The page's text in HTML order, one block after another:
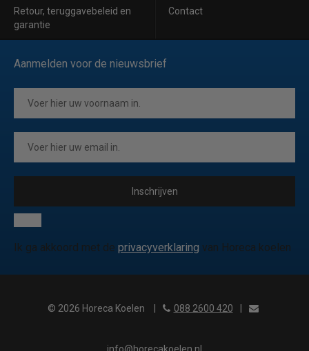
Retour, teruggavebeleid en
garantie
Contact
Aanmelden voor de nieuwsbrief
Inschrijven
Ik ga akkoord met de privacyverklaring van Horeca koelen
© 2026 Horeca Koelen 088 2600 420